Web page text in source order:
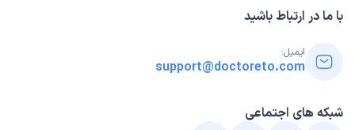
زمان انتظار:45-90 دقیقه
با ما در ارتباط باشید
ایمیل:
support@doctoreto.com
شبکه های اجتماعی